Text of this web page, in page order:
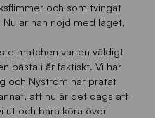
och som tvingat
är han nöjd med läget,
matchen var en väldigt
bästa i år faktiskt. Vi har
och Nyström har pratat
att nu är det dags att
ut och bara köra över